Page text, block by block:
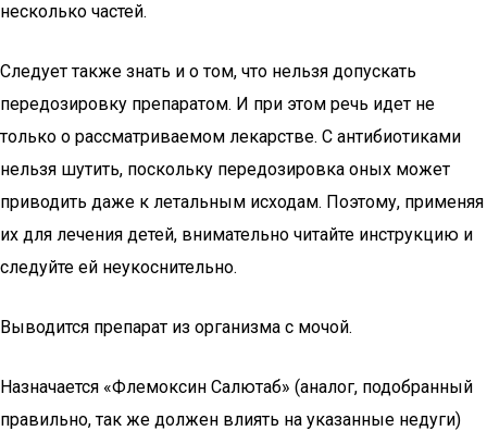
несколько частей.
Следует также знать и о том, что нельзя допускать
передозировку препаратом. И при этом речь идет не
только о рассматриваемом лекарстве. С антибиотиками
нельзя шутить, поскольку передозировка оных может
приводить даже к летальным исходам. Поэтому, применяя
их для лечения детей, внимательно читайте инструкцию и
следуйте ей неукоснительно.
Выводится препарат из организма с мочой.
Назначается «Флемоксин Салютаб» (аналог, подобранный
правильно, так же должен влиять на указанные недуги)